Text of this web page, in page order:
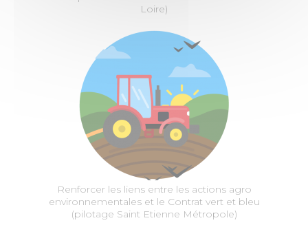
Loire)
Renforcer les liens entre les actions agro
environnementales et le Contrat vert et bleu
(pilotage Saint Etienne Métropole)